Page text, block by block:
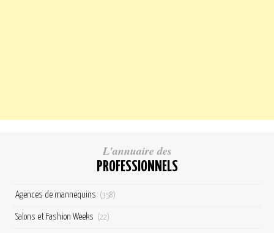
L'annuaire des
PROFESSIONNELS
Agences de mannequins (358)
Salons et Fashion Weeks (22)